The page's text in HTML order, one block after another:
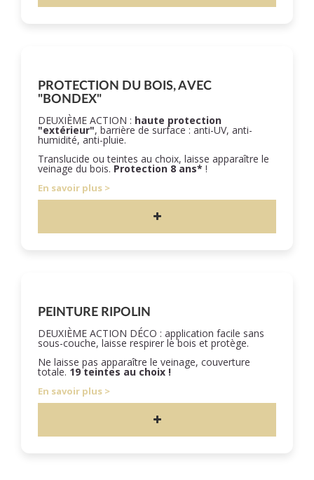
PROTECTION DU BOIS, AVEC
"BONDEX"
DEUXIÈME ACTION : haute protection
"extérieur", barrière de surface : anti-UV, anti-
humidité, anti-pluie.
Translucide ou teintes au choix, laisse apparaître le
veinage du bois. Protection 8 ans* !
En savoir plus
PEINTURE RIPOLIN
DEUXIÈME ACTION DÉCO : application facile sans
sous-couche, laisse respirer le bois et protège.
Ne laisse pas apparaître le veinage, couverture
totale. 19 teintes au choix !
En savoir plus